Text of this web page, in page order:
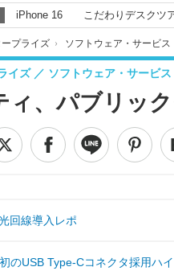
iPhone 16 こだわりデスクツ
ープライズ › ソフトウェア・サービス
ィ、パブリッ
イズ ソフトウェア・サービス
回線導入レポ
のUSB Type-Cコネクタ採用